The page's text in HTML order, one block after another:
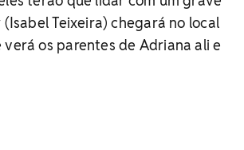
Teixeira) chegará no local
verá os parentes de Adriana ali e